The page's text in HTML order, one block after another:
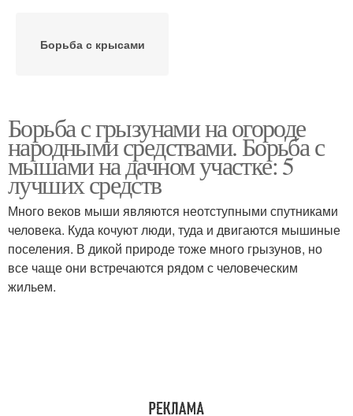
Борьба с крысами
Борьба с грызунами на огороде
народными средствами. Борьба с
мышами на дачном участке: 5
лучших средств
Много веков мыши являются неотступными спутниками
человека. Куда кочуют люди, туда и двигаются мышиные
поселения. В дикой природе тоже много грызунов, но
все чаще они встречаются рядом с человеческим
жильем.